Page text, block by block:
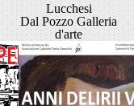
Lucchesi
Dal Pozzo Galleria
d'arte